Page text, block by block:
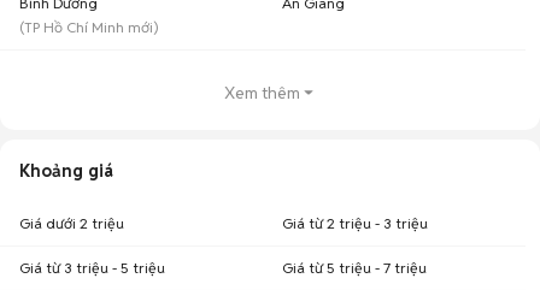
(TP Hồ Chí Minh mới)
Xem thêm
Khoảng giá
Giá dưới 2 triệu Giá từ 2 triệu - 3 triệu
Giá từ 3 triệu - 5 triệu Giá từ 5 triệu - 7 triệu